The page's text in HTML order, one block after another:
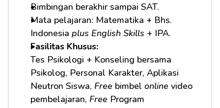
Bimbingan berakhir sampai SAT.
Mata pelajaran: Matematika + Bhs.
Indonesia plus English Skills + IPA.
Fasilitas Khusus:
Tes Psikologi + Konseling bersama
Psikolog, Personal Karakter, Aplikasi
Neutron Siswa, Free bimbel online video
pembelajaran, Free Program